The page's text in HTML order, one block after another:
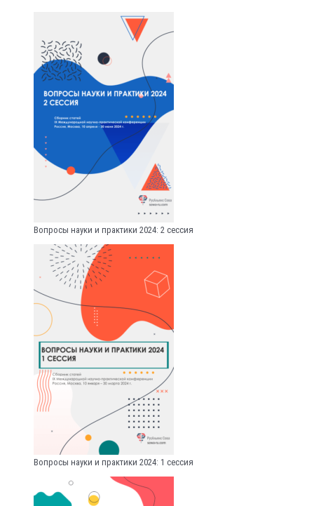
Вопросы науки и практики 2024: 2 сессия
Вопросы науки и практики 2024: 1 сессия